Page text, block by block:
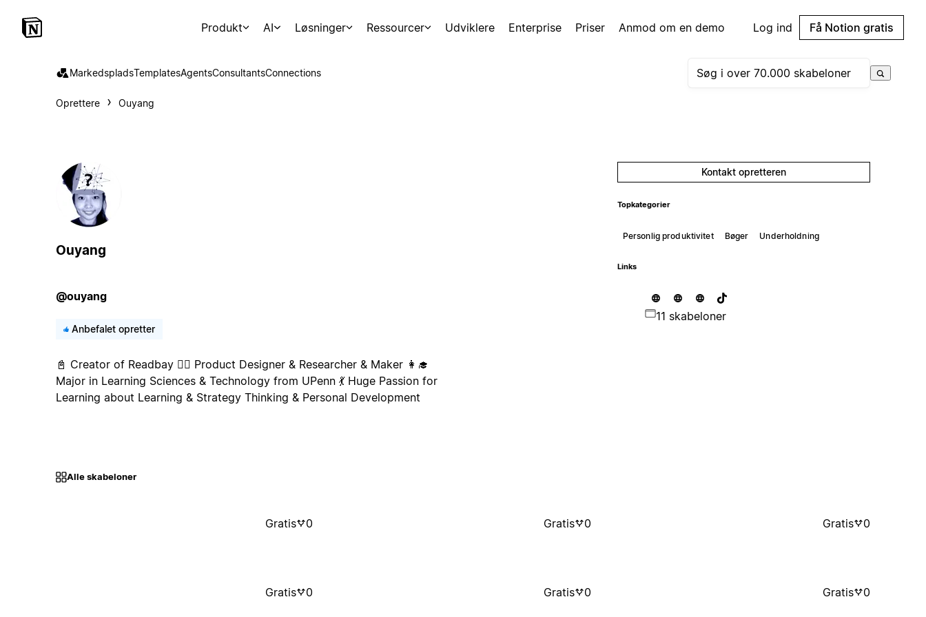
Produkt AI Løsninger Ressourcer Udviklere Enterprise Priser Anmod om en demo Log ind Få Notion gratis
MarkedspladsTemplatesAgentsConsultantsConnections
Oprettere Ouyang
Ouyang
@ouyang
Anbefalet opretter
📓 Creator of Readbay 🤹‍♀️ Product Designer & Researcher & Maker 👩‍🎓‍
Major in Learning Sciences & Technology from UPenn 💃 Huge Passion for
Learning about Learning & Strategy Thinking & Personal Development
Kontakt opretteren
Topkategorier
Personlig produktivitet Bøger Underholdning
Links
11 skabeloner
Alle skabeloner
Gratis 0 Gratis 0 Gratis 0
Gratis 0 Gratis 0 Gratis 0